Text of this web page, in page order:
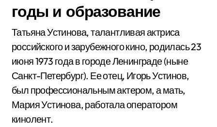
годы и образование
Татьяна Устинова, талантливая актриса
российского и зарубежного кино, родилась 23
июня 1973 года в городе Ленинграде (ныне
Санкт-Петербург). Ее отец, Игорь Устинов,
был профессиональным актером, а мать,
Мария Устинова, работала оператором
кинолент.